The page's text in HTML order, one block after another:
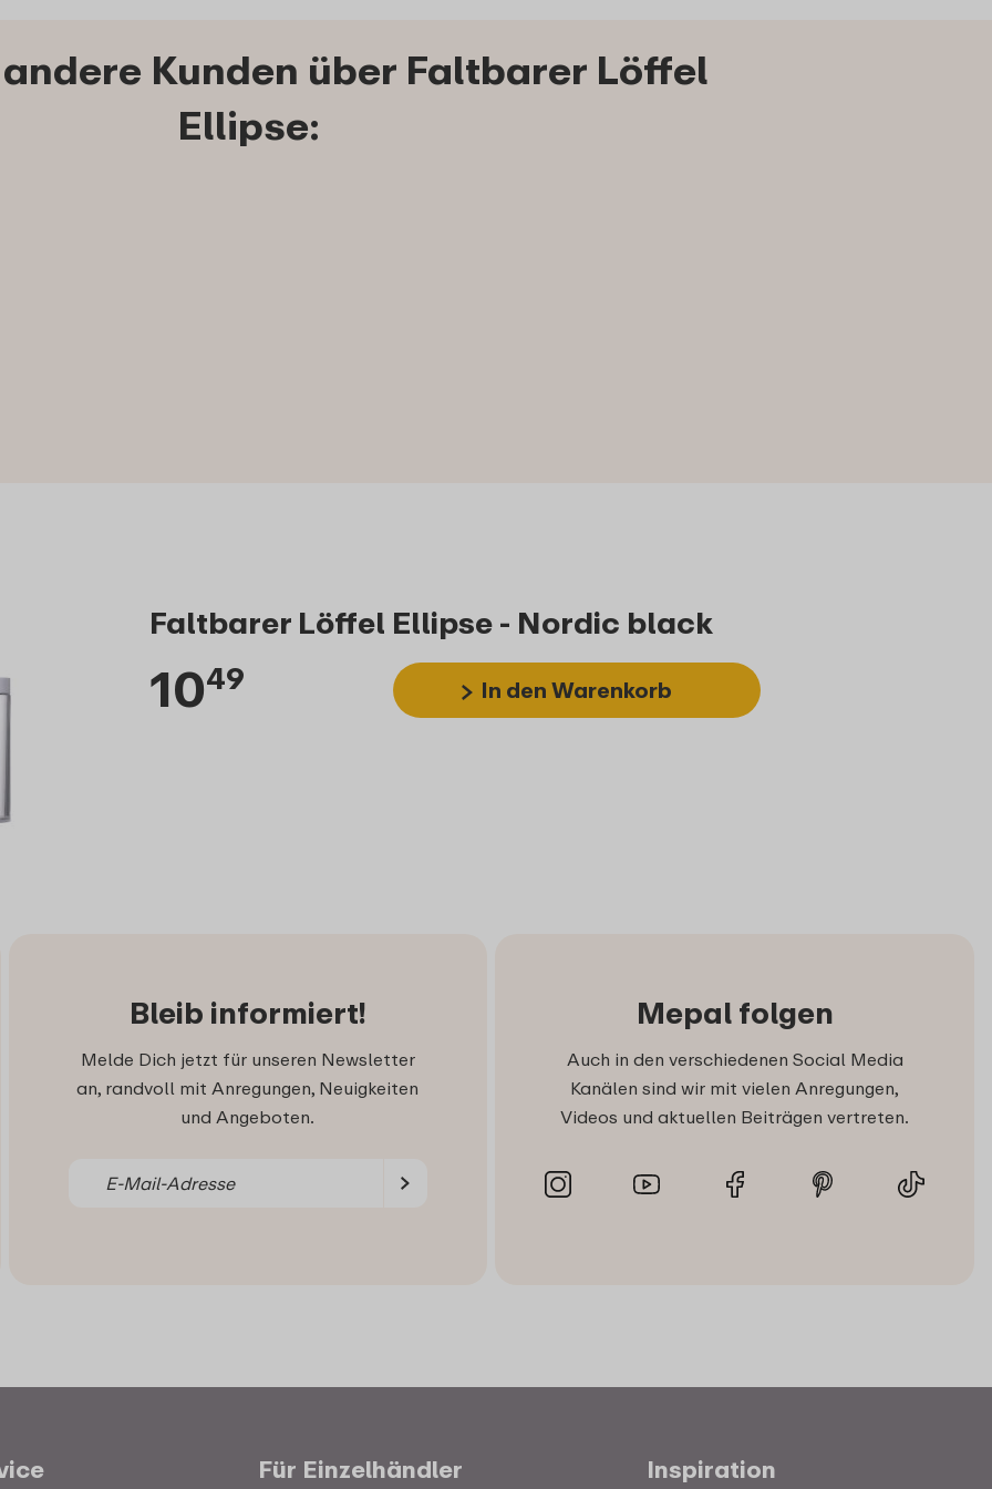
Kunden über Faltbarer Löffel
Ellipse:
Faltbarer Löffel Ellipse - Nordic black
1049 In den Warenkorb
Bleib informiert!
Melde Dich jetzt für unseren Newsletter
an, randvoll mit Anregungen, Neuigkeiten
und Angeboten.
Mepal folgen
Auch in den verschiedenen Social Media
Kanälen sind wir mit vielen Anregungen,
Videos und aktuellen Beiträgen vertreten.
Für Einzelhändler Inspiration